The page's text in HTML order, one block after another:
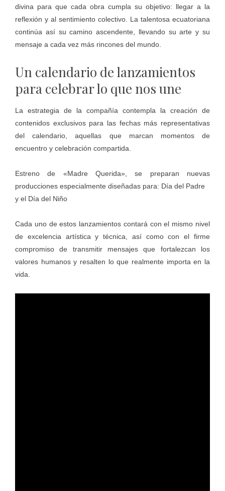
divina para que cada obra cumpla su objetivo: llegar a la
reflexión y al sentimiento colectivo. La talentosa ecuatoriana
continúa así su camino ascendente, llevando su arte y su
mensaje a cada vez más rincones del mundo.
Un calendario de lanzamientos
para celebrar lo que nos une
La estrategia de la compañía contempla la creación de
contenidos exclusivos para las fechas más representativas
del calendario, aquellas que marcan momentos de
encuentro y celebración compartida.
Estreno de «Madre Querida», se preparan nuevas
producciones especialmente diseñadas para: Día del Padre
y el Día del Niño
Cada uno de estos lanzamientos contará con el mismo nivel
de excelencia artística y técnica, así como con el firme
compromiso de transmitir mensajes que fortalezcan los
valores humanos y resalten lo que realmente importa en la
vida.